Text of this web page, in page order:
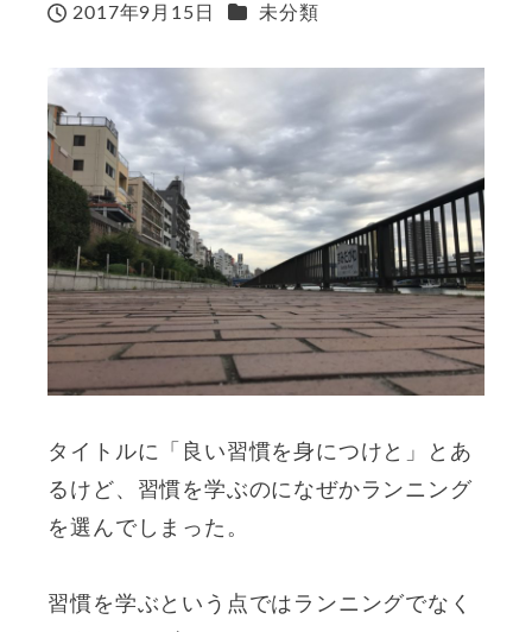
投稿日
2017年9月15日 カテゴリー
未分類
タイトルに「良い習慣を身につけと」とあ
るけど、習慣を学ぶのになぜかランニング
を選んでしまった。
習慣を学ぶという点ではランニングでなく